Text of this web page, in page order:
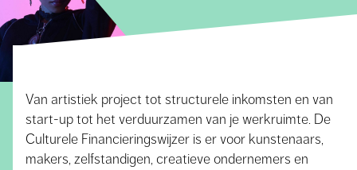
Van artistiek project tot structurele inkomsten en van
start-up tot het verduurzamen van je werkruimte. De
Culturele Financieringswijzer is er voor kunstenaars,
makers, zelfstandigen, creatieve ondernemers en